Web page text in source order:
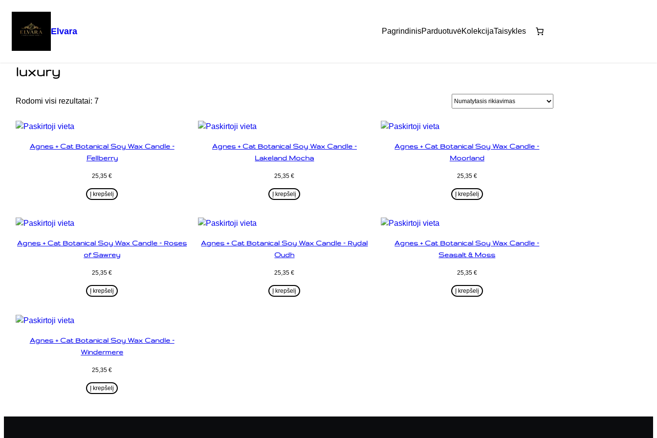
turinio
Elvara PagrindinisParduotuvėKolekcijaTaisykles
luxury
Rodomi visi rezultatai: 7
Agnes + Cat Botanical Soy Wax Candle –
Fellberry
25,35€
Į krepšelį
Agnes + Cat Botanical Soy Wax Candle –
Lakeland Mocha
25,35€
Į krepšelį
Agnes + Cat Botanical Soy Wax Candle –
Moorland
25,35 €
Į krepšelį
Agnes + Cat Botanical Soy Wax Candle – Roses
of Sawrey
25,35€
Į krepšelį
Agnes + Cat Botanical Soy Wax Candle – Rydal
Oudh
25,35€
Į krepšelį
Agnes + Cat Botanical Soy Wax Candle –
Seasalt & Moss
25,35 €
Į krepšelį
Agnes + Cat Botanical Soy Wax Candle –
Windermere
25,35€
Į krepšelį